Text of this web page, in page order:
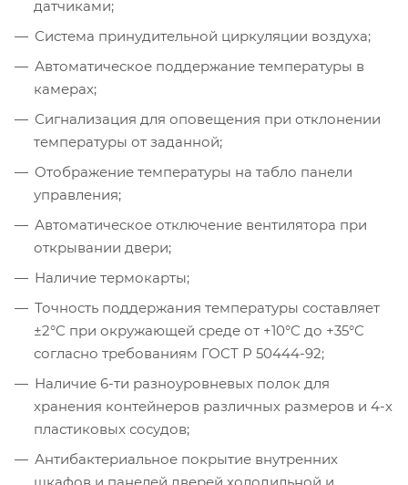
датчиками;
Система принудительной циркуляции воздуха;
Автоматическое поддержание температуры в
камерах;
Сигнализация для оповещения при отклонении
температуры от заданной;
Отображение температуры на табло панели
управления;
Автоматическое отключение вентилятора при
открывании двери;
Наличие термокарты;
Точность поддержания температуры составляет
±2°C при окружающей среде от +10°C до +35°C
согласно требованиям ГОСТ Р 50444-92;
Наличие 6-ти разноуровневых полок для
хранения контейнеров различных размеров и 4-х
пластиковых сосудов;
Антибактериальное покрытие внутренних